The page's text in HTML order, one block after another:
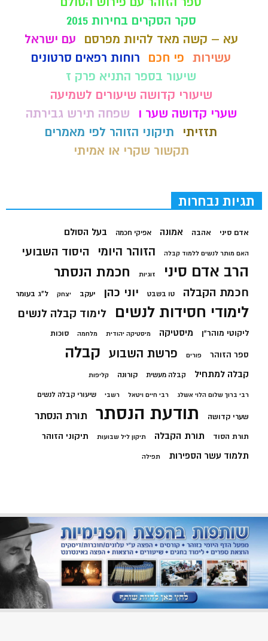
סקר הסקרים בחירות 2015
עא – קשה מאד להיות מפרסם
עם ישראל
עשירות פי חכם
רוחות רפאים סרטונים
שיעור בספר התניא פרק ז
שיעורי קדושה שיעורים לשמיעה
שערי קדושה שער ו
שפחה תירש גבירתה
תזזיתי
תיקוני הזוהר לפי מאמרים
תקשור שקרי או אמיתי
תגיות נבחרות
אדם סיני אהבה אמונה אפיקי חכמה בעל הסולם
האם מותר לנשים ללמוד קבלה הזוהר היומי היסוד השבועי
הרב אדם סיני זוגיות חכמת הנסתר
חכמת הקבלה טו בשבט יוני כהן יעקב יצחק ל"ג בעומר
לימודי חסידות לנשים לימוד קבלה לנשים
ליקוטי מוהר"ן מיסטיקה מיסטיקה יהודית מלחמה סוכות
ספר הזוהר פורים פרשת השבוע קבלה
קבלה למתחיל קבלה מעשית קורונה קליפות
רבי ברוך שלום הלוי אשלג רבי חיים ויטאל רשבי שיעורי קבלה לנשים
שערי קדושה תודעת הנסתר תורת הנסתר
תורת הסוד תורת הקבלה תיקון ליל שבועות תיקוני הזוהר
תלמוד עשר הספירות תפילה